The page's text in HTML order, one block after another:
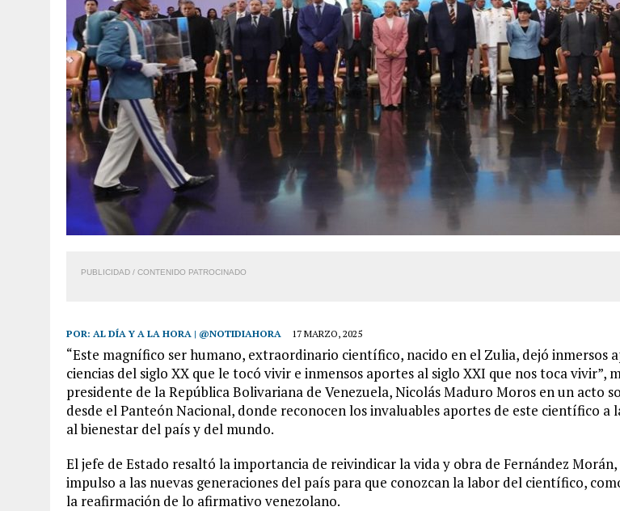
PUBLICIDAD / CONTENIDO PATROCINADO
POR: AL DÍA Y A LA HORA | @NOTIDIAHORA 17 MARZO, 2025
“Este magnífico ser humano, extraordinario científico, nacido en el Zulia, dejó inmersos
ciencias del siglo XX que le tocó vivir e inmensos aportes al siglo XXI que nos toca vivir”,
presidente de la República Bolivariana de Venezuela, Nicolás Maduro Moros en un acto
desde el Panteón Nacional, donde reconocen los invaluables aportes de este científico a
al bienestar del país y del mundo.
El jefe de Estado resaltó la importancia de reivindicar la vida y obra de Fernández
impulso a las nuevas generaciones del país para que conozcan la labor del científico,
la reafirmación de lo afirmativo venezolano.